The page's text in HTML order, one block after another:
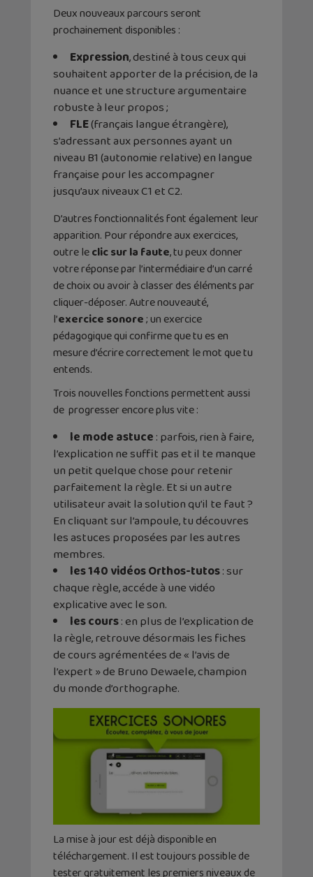
Deux nouveaux parcours seront
prochainement disponibles :
Expression, destiné à tous ceux qui
souhaitent apporter de la précision, de la
nuance et une structure argumentaire
robuste à leur propos ;
FLE(français langue étrangère),
s’adressant aux personnes ayant un
niveau B1 (autonomie relative) en langue
française pour les accompagner
jusqu’aux niveaux C1 et C2.
D’autres fonctionnalités font également leur
apparition. Pour répondre aux exercices,
outre leclic sur la faute, tu peux donner
votre réponse par l’intermédiaire d’un carré
de choix ou avoir à classer des éléments par
cliquer-déposer. Autre nouveauté,
l’exercice sonore; un exercice
pédagogique qui confirme que tu es en
mesure d’écrire correctement le mot que tu
entends.
Trois nouvelles fonctions permettent aussi
de progresser encore plus vite :
le mode astuce: parfois, rien à faire,
l’explication ne suffit pas et il te manque
un petit quelque chose pour retenir
parfaitement la règle. Et si un autre
utilisateur avait la solution qu’il te faut ?
En cliquant sur l’ampoule, tu découvres
les astuces proposées par les autres
membres.
les 140 vidéos Orthos-tutos: sur
chaque règle, accéde à une vidéo
explicative avec le son.
les cours: en plus de l’explication de
la règle, retrouve désormais les fiches
de cours agrémentées de « l’avis de
l’expert » de Bruno Dewaele, champion
du monde d’orthographe.
La mise à jour est déjà disponible en
téléchargement. Il est toujours possible de
tester gratuitement les premiers niveaux de